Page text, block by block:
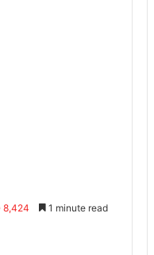
8,424 1 minute read